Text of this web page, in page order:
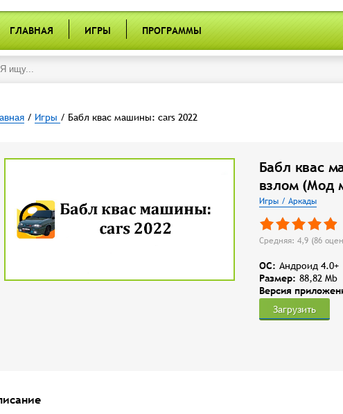
ГЛАВНАЯ ИГРЫ ПРОГРАММЫ
/ Игры / Бабл квас машины: cars 2022
Бабл квас
взлом (Мод
Игры / Аркады
Средняя: 4,9 (86
OC: Андроид 4.0+
Размер: 88,82 Mb
Версия
Загрузить